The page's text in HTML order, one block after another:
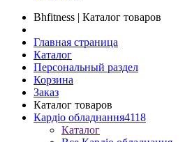
Bhfitness | Каталог товаров
Главная страница
Каталог
Персональный раздел
Корзина
Заказ
Каталог товаров
Кардіо обладнання4118
Каталог